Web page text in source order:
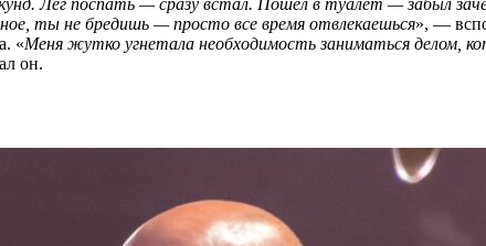
ты не бредишь — просто все время отвлекаешься», —
«Меня жутко угнетала необходимость заниматься делом,
он.